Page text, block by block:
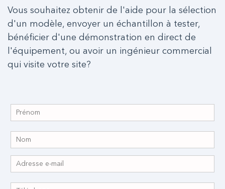
Vous souhaitez obtenir de l'aide pour la sélection
d'un modèle, envoyer un échantillon à tester,
bénéficier d'une démonstration en direct de
l'équipement, ou avoir un ingénieur commercial
qui visite votre site?